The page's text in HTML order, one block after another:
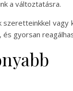
a változtatásra.
vagy
gyorsan